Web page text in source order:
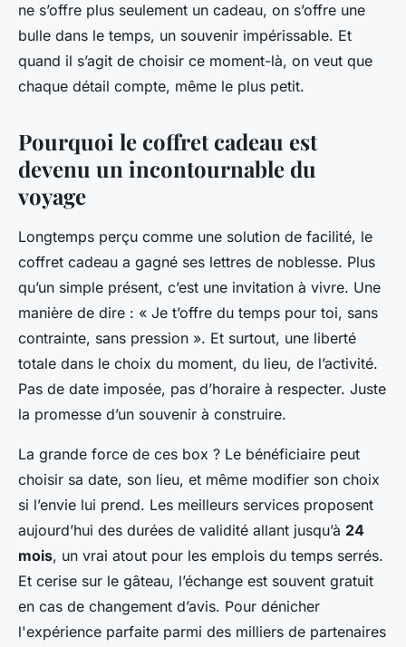
ne s’offre plus seulement un cadeau, on s’offre une
bulle dans le temps, un souvenir impérissable. Et
quand il s’agit de choisir ce moment-là, on veut que
chaque détail compte, même le plus petit.
Pourquoi le coffret cadeau est
devenu un incontournable du
voyage
Longtemps perçu comme une solution de facilité, le
coffret cadeau a gagné ses lettres de noblesse. Plus
qu’un simple présent, c’est une invitation à vivre. Une
manière de dire : « Je t’offre du temps pour toi, sans
contrainte, sans pression ». Et surtout, une liberté
totale dans le choix du moment, du lieu, de l’activité.
Pas de date imposée, pas d’horaire à respecter. Juste
la promesse d’un souvenir à construire.
La grande force de ces box ? Le bénéficiaire peut
choisir sa date, son lieu, et même modifier son choix
si l’envie lui prend. Les meilleurs services proposent
aujourd’hui des durées de validité allant jusqu’à 24
mois, un vrai atout pour les emplois du temps serrés.
Et cerise sur le gâteau, l’échange est souvent gratuit
en cas de changement d’avis. Pour dénicher
l'expérience parfaite parmi des milliers de partenaires